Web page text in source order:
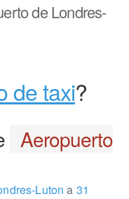
de Londres-
de taxi?
Aeropuerto
Lutona 31